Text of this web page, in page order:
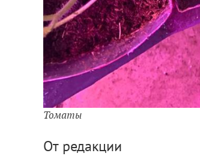
Томаты
От редакции